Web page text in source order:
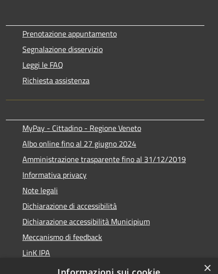
Prenotazione appuntamento
Segnalazione disservizio
Leggi le FAQ
Richiesta assistenza
MyPay - Cittadino - Regione Veneto
Albo online fino al 27 giugno 2024
Amministrazione trasparente fino al 31/12/2019
Informativa privacy
Note legali
Dichiarazione di accessibilità
Dichiarazione accessibilità Municipium
Meccanismo di feedback
LinK IPA
Social media policy
×